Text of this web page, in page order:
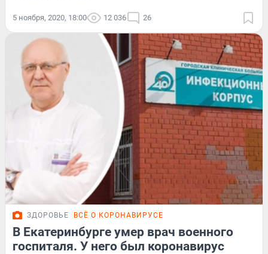
5 ноября, 2020, 18:00 12 036 26
ЗДОРОВЬЕ ВСЁ О КОРОНАВИРУСЕ
В Екатеринбурге умер врач военного
госпиталя. У него был коронавирус